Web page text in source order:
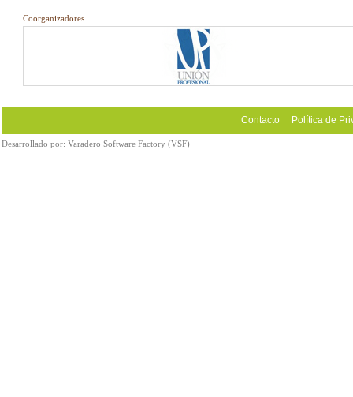
Coorganizadores
Contacto Política de
Desarrollado por: Varadero Software Factory (VSF)